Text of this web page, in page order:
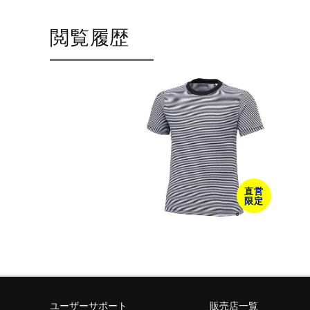
閲覧履歴
直営
限定
ユーザーサポート 販売店一覧